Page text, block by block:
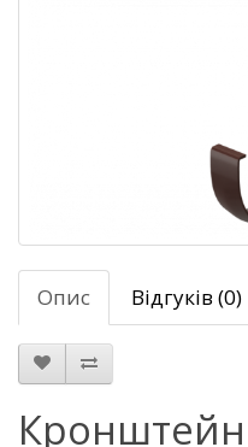
Опис Відгуків (0)